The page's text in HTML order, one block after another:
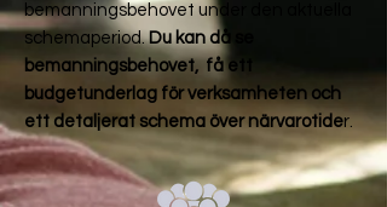
bemanningsbehovet under den aktuella
schemaperiod.Du kan då se
bemanningsbehovet, få ett
budgetunderlag för verksamheten och
ett detaljerat schema över närvarotider.​